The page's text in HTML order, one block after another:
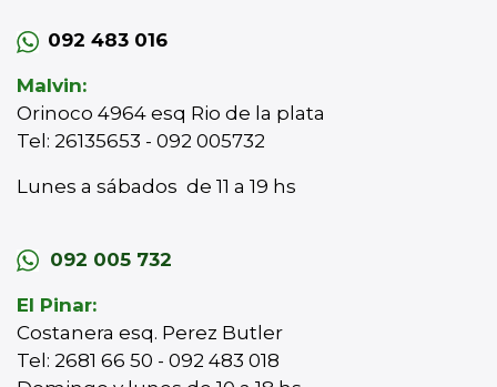
092 483 016
Malvin:
Orinoco 4964 esq Rio de la plata
Tel: 26135653 - 092 005732
Lunes a sábados de 11 a 19 hs
092 005 732
El Pinar:
Costanera esq. Perez Butler
Tel: 2681 66 50 - 092 483 018